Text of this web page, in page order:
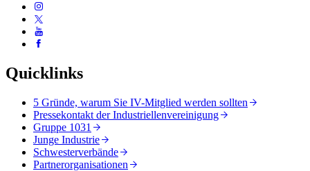
Quicklinks
5 Gründe, warum Sie IV-Mitglied werden sollten
Pressekontakt der Industriellenvereinigung
Gruppe 1031
Junge Industrie
Schwesterverbände
Partnerorganisationen